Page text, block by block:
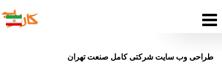
طراحی وب سایت شرکتی کامل صنعت تهران